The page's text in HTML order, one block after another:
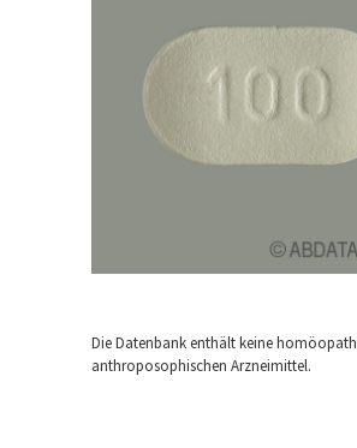
Die Datenbank enthält keine
anthroposophischen Arzneimittel.